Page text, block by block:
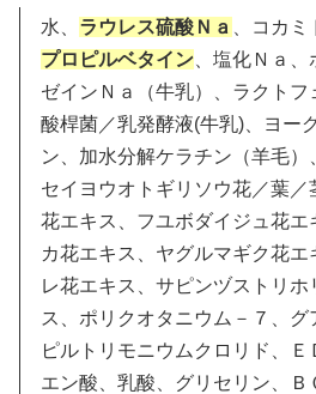
水、 ラウレス硫酸Ｎａ 、コカミ
プロピルベタイン 、塩化Ｎａ
ゼインＮａ（牛乳）、ラクト
酸桿菌／乳発酵液(牛乳)、ヨー
ン、加水分解ケラチン（羊毛）
セイヨウオトギリソウ花／葉／
花エキス、フユボダイジュ花エ
カ花エキス、ヤグルマギク花
レ花エキス、サピンヅストリホ
ス、ポリクオタニウム－７、グ
ピルトリモニウムクロリド、Ｅ
エン酸、乳酸、グリセリン、Ｂ